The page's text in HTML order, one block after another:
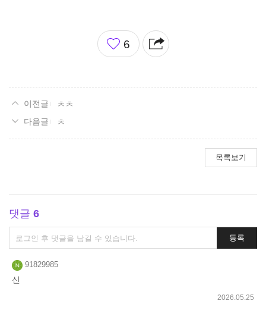
좋
아
6
ㅊㅊ
ㅊ
목록보기
댓글 6
댓
글
쓰
기
등록
91829985
신
2026.05.25